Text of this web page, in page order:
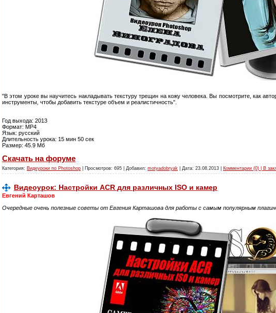
"В этом уроке вы научитесь накладывать текстуру трещин на кожу человека. Вы посмотрите, как
инструменты, чтобы добавить текстуре объем и реалистичность".
Год выхода: 2013
Формат: MP4
Язык: русский
Длительность урока: 15 мин 50 сек
Размер: 45.9 Мб
Скачать на форуме
Категория: Видеуроки по Photoshop | Просмотров: 695 | Добавил: motyadobryak | Дата: 23.08.2013 Комментарии (0) | В
Видеоурок: Настройки ACR для различных ISO и камер
Евгений Карташов
Очередные очень полезные советы от Евгения Карташова для работы с самым популярным